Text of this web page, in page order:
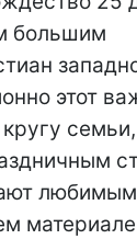
большим
этот
семьи,